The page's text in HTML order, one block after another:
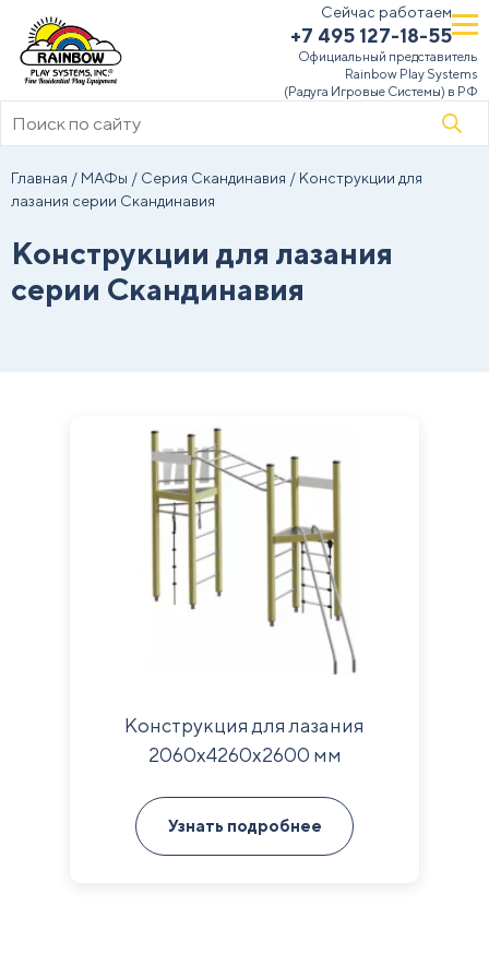
Сейчас работаем
+7 495 127-18-55
Официальный представитель
Rainbow Play Systems
(Радуга Игровые Системы) в РФ
Поиск
товаров
Главная / МАФы / Серия Скандинавия / Конструкции для
лазания серии Скандинавия
Конструкции для лазания
серии Скандинавия
Конструкция для лазания
2060х4260х2600 мм
Узнать подробнее